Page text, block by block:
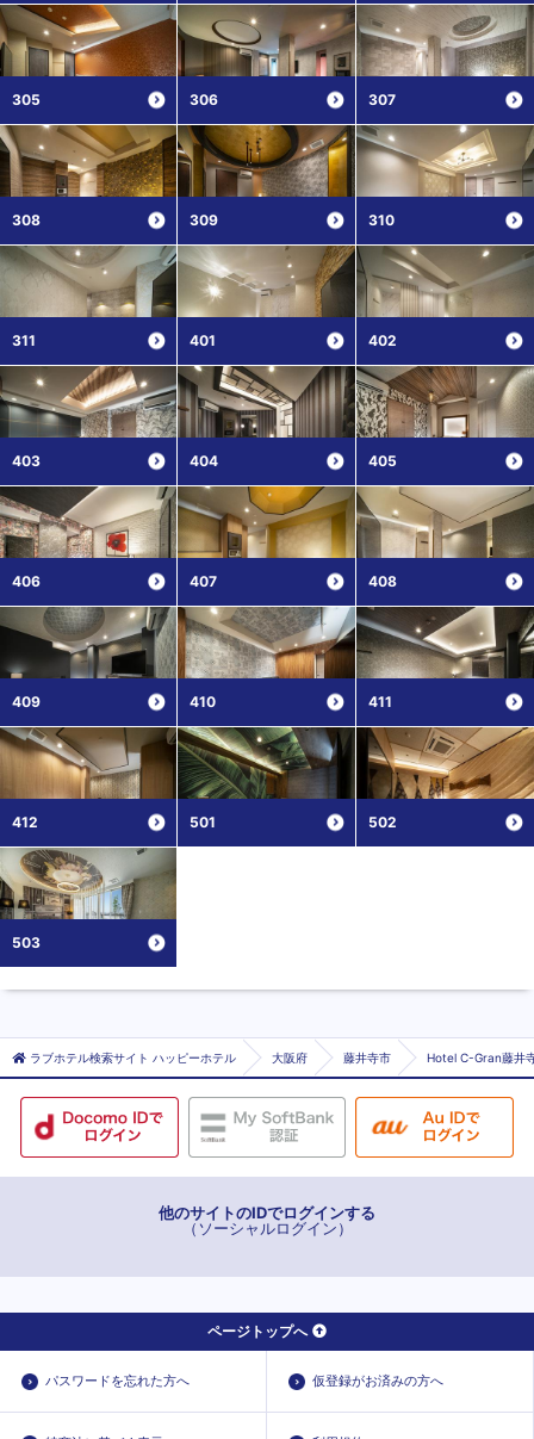
305 306 307
308 309 310
311 401 402
403 404 405
406 407 408
409 410 411
412 501 502
503
ラブホテル検索サイト ハッピーホテル 大阪府 藤井寺市 Hotel C-Gran藤井
他のサイトのIDでログインする
（ソーシャルログイン）
ページトップへ
パスワードを忘れた方へ 仮登録がお済みの方へ